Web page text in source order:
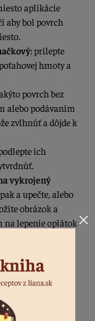
aplikácie
aby bol povrch
prilepte
hmoty a
povrch bez
alebo podávaním
zvlhnúť a dôjde k
ich
vykrojený
a upečte, alebo
obrázok a
na lepenie oplátok